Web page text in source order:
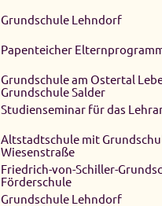
Grundschule Lehndorf
Papenteicher
Grundschule am Ostertal
Grundschule Salder
Studienseminar für das
Altstadtschule mit
Wiesenstraße
Friedrich-von-Schiller-
Förderschule
Grundschule Lehndorf